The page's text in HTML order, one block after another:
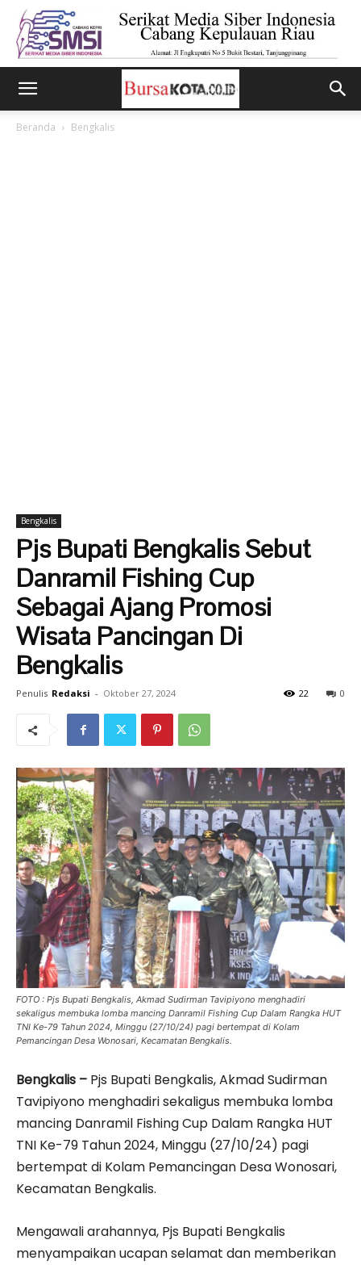
Beranda Bengkalis
Bengkalis
Pjs Bupati Bengkalis Sebut
Danramil Fishing Cup
Sebagai Ajang Promosi
Wisata Pancingan Di
Bengkalis
Penulis Redaksi - Oktober 27, 2024 0
22
FOTO : Pjs Bupati Bengkalis, Akmad Sudirman Tavipiyono menghadiri
sekaligus membuka lomba mancing Danramil Fishing Cup Dalam Rangka HUT
TNI Ke-79 Tahun 2024, Minggu (27/10/24) pagi bertempat di Kolam
Pemancingan Desa Wonosari, Kecamatan Bengkalis.
Bengkalis – Pjs Bupati Bengkalis, Akmad Sudirman
Tavipiyono menghadiri sekaligus membuka lomba
mancing Danramil Fishing Cup Dalam Rangka HUT
TNI Ke-79 Tahun 2024, Minggu (27/10/24) pagi
bertempat di Kolam Pemancingan Desa Wonosari,
Kecamatan Bengkalis.
Mengawali arahannya, Pjs Bupati Bengkalis
menyampaikan ucapan selamat dan memberikan